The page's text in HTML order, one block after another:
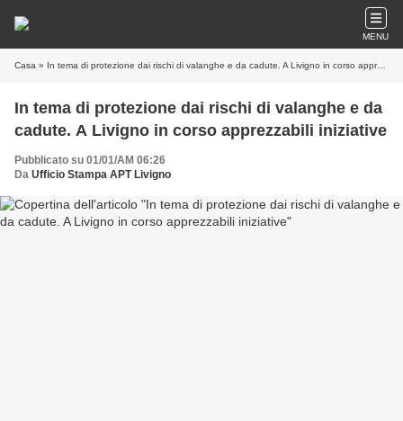
MENU
Casa » In tema di protezione dai rischi di valanghe e da cadute. A Livigno in corso apprezzabili iniziative
In tema di protezione dai rischi di valanghe e da
cadute. A Livigno in corso apprezzabili iniziative
Pubblicato su 01/01/AM 06:26
Da Ufficio Stampa APT Livigno